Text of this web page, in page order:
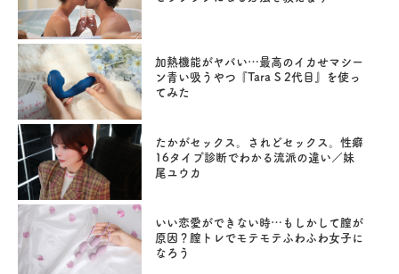
加熱機能がヤバい…最高のイカせマシー
ン青い吸うやつ『Tara S 2代目』を使っ
てみた
たかがセックス。されどセックス。性癖
16タイプ診断でわかる流派の違い／妹
尾ユウカ
いい恋愛ができない時…もしかして膣が
原因？膣トレでモテモテふわふわ女子に
なろう